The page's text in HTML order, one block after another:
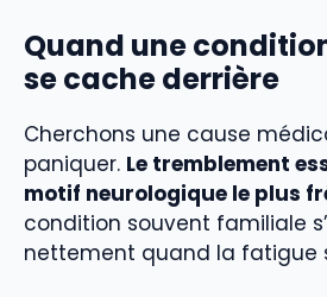
Quand une
se cache derrière
Cherchons une cause
paniquer. Le tremblement
motif neurologique le plus
condition souvent familiale
nettement quand la fatigue